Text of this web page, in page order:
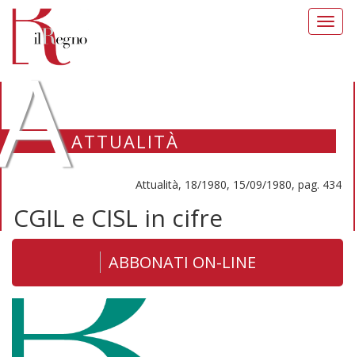
ATTUALITÀ
Attualità, 18/1980, 15/09/1980, pag. 434
CGIL e CISL in cifre
ABBONATI ON-LINE